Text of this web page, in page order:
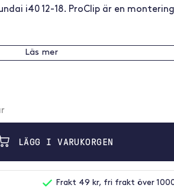
i40 12-18. ProClip är en
Läs mer
LÄGG I VARUKORGEN
Frakt 49 kr, fri frakt över